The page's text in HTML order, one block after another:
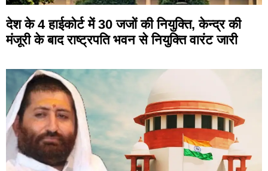
देश के 4 हाईकोर्ट में 30 जजों की नियुक्ति, केन्द्र की
मंजूरी के बाद राष्ट्रपति भवन से नियुक्ति वारंट जारी